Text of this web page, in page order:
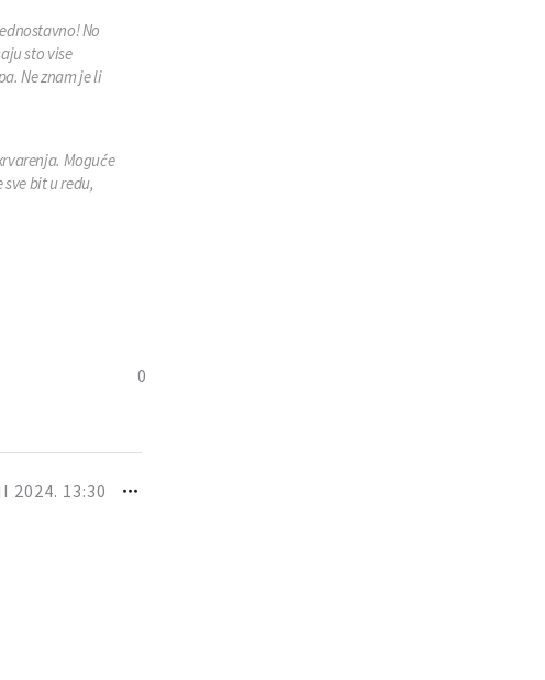
No
sto vise
Ne znam je li
Moguće
bit u redu,
0
2024. 13:30